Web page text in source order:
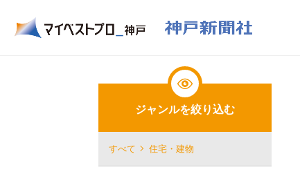
ジャンルを絞り込む
すべて 住宅・建物